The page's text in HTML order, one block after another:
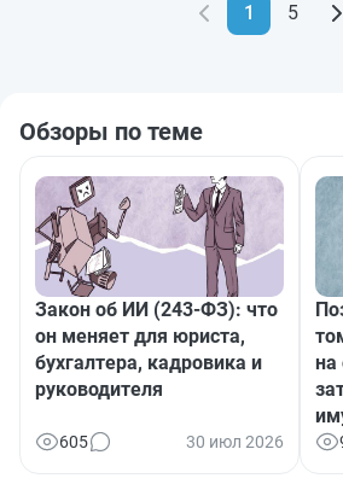
1 5
Обзоры по теме
Закон об ИИ (243-ФЗ): что
он меняет для юриста,
бухгалтера, кадровика и
руководителя
605 30 июл 2026
на